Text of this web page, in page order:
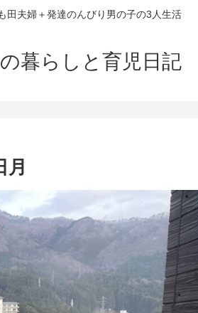
田夫婦＋発達のんびり男の子の3人生活
暮らしと育児日記
月